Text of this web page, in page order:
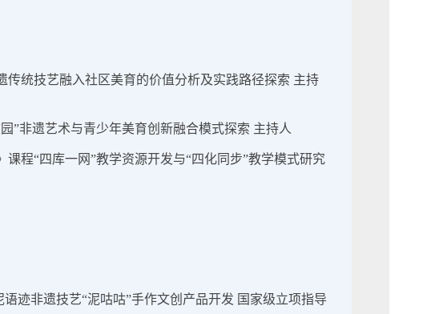
统技艺融入社区美育的价值分析及实践路径探索 主持
”非遗艺术与青少年美育创新融合模式探索 主持人
程“四库一网”教学资源开发与“四化同步”教学模式研究
迹非遗技艺“泥咕咕”手作文创产品开发 国家级立项指导